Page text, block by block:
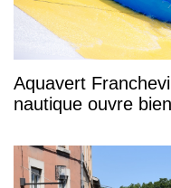
Aquavert
nautique ouvre